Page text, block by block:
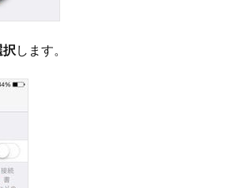
択します。